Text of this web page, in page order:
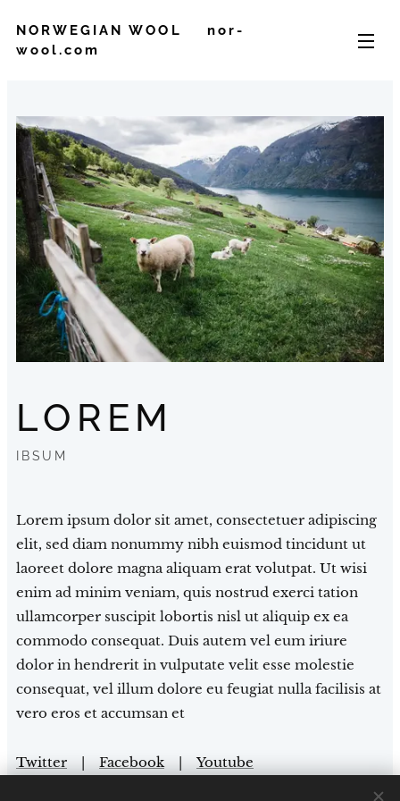
NORWEGIAN WOOL nor-
wool.com
LOREM
IBSUM
Lorem ipsum dolor sit amet, consectetuer adipiscing
elit, sed diam nonummy nibh euismod tincidunt ut
laoreet dolore magna aliquam erat volutpat. Ut wisi
enim ad minim veniam, quis nostrud exerci tation
ullamcorper suscipit lobortis nisl ut aliquip ex ea
commodo consequat. Duis autem vel eum iriure
dolor in hendrerit in vulputate velit esse molestie
consequat, vel illum dolore eu feugiat nulla facilisis at
vero eros et accumsan et
Twitter | Facebook | Youtube